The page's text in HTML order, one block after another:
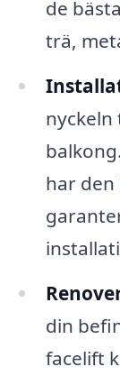
de
trä,
nyckeln
har
din
facelift